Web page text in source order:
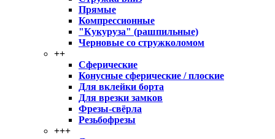
Прямые
Компрессионные
"Кукуруза" (рашпильные)
Черновые со стружколомом
++
Сферические
Конусные сферические / плоские
Для вклейки борта
Для врезки замков
Фрезы-свёрла
Резьбофрезы
+++